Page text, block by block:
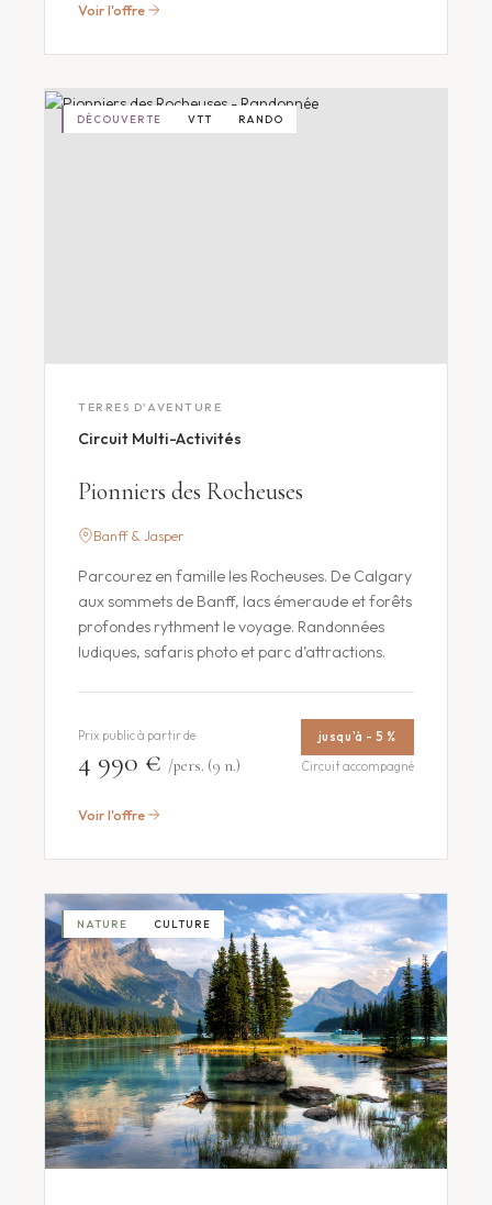
Voir l'offre
DÉCOUVERTE VTT RANDO
TERRES D'AVENTURE
Circuit Multi-Activités
Pionniers des Rocheuses
Banff & Jasper
Parcourez en famille les Rocheuses. De Calgary
aux sommets de Banff, lacs émeraude et forêts
profondes rythment le voyage. Randonnées
ludiques, safaris photo et parc d’attractions.
Prix public à partir de
4 990 € /pers. (9 n.)
jusqu'à - 5 %
Circuit accompagné
Voir l'offre
NATURE CULTURE